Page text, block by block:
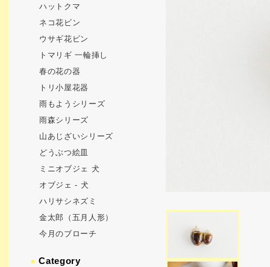
ハットクマ
ネコ花ビン
ウサギ花ビン
トマリギ 一輪挿し
春の花の器
トリ小屋花器
雨もようシリーズ
雨森シリーズ
山あじざいシリーズ
どうぶつ絵皿
ミニオブジェ 犬
オブジェ - 犬
ハリサシネズミ
金太郎（五月人形）
今月のブローチ
●Category